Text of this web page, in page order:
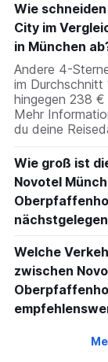
Wie
City im
in München
Andere 4-
im
hingegen 238
Mehr
du deine
Wie groß ist
Novotel
Welche
zwischen